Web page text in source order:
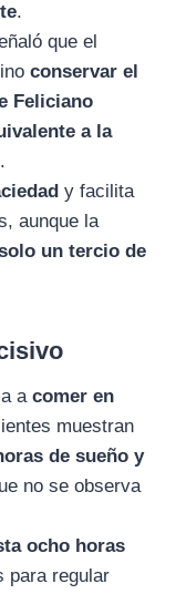
.
que el
conservar el
Feliciano
a la
.
y facilita
aunque la
un tercio de
a comer en
muestran
de sueño y
no se observa
ocho horas
para regular